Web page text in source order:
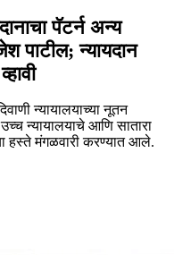
पॅटर्न अन्य
पाटील; न्यायदान
न्यायालयाच्या नूतन
न्यायालयाचे आणि सातारा
हस्ते मंगळवारी करण्यात आले.